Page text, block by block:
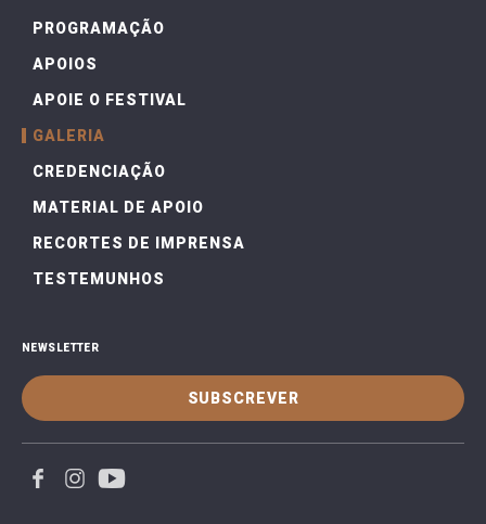
PROGRAMAÇÃO
APOIOS
APOIE O FESTIVAL
GALERIA
CREDENCIAÇÃO
MATERIAL DE APOIO
RECORTES DE IMPRENSA
TESTEMUNHOS
NEWSLETTER
SUBSCREVER